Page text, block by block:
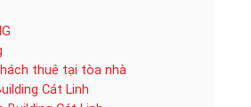
thuê tại tòa nhà
Cát Linh